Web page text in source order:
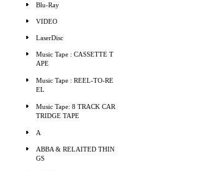
Blu-Ray
VIDEO
LaserDisc
Music Tape : CASSETTE T
APE
Music Tape : REEL-TO-RE
EL
Music Tape: 8 TRACK CAR
TRIDGE TAPE
A
ABBA & RELAITED THIN
GS